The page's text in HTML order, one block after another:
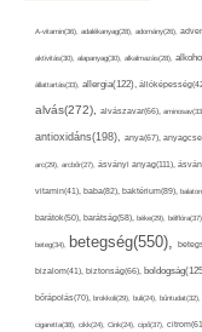
A-vitamin(36), adalékanyag(28), adomány(26),
aktivitás(30), alapanyag(30), alkalmazás(28),
állattartás(33), allergia(122),
alvás(272), alvászavar(66),
antioxidáns(198), anya(67),
arc(29), arcbőr(27), ásványi anyag(111),
vitamin(41), baba(82), baktérium(89),
barátok(50), barátság(58), béke(29), bélflóra(37),
beteg(34), betegség(550),
bizalom(41), biztonság(66),
bőrápolás(70), brokkoli(29), buli(24), bűntudat(32),
cigaretta(38), cikk(24), Cink(24), cipő(37),